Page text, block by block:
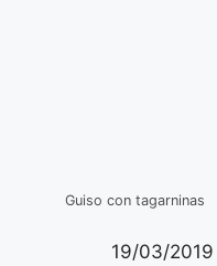
Guiso con tagarninas
19/03/2019